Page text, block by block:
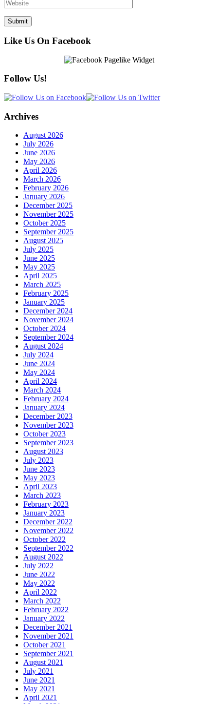
Like Us On Facebook
Follow Us!
Archives
August 2026
July 2026
June 2026
May 2026
April 2026
March 2026
February 2026
January 2026
December 2025
November 2025
October 2025
September 2025
August 2025
July 2025
June 2025
May 2025
April 2025
March 2025
February 2025
January 2025
December 2024
November 2024
October 2024
September 2024
August 2024
July 2024
June 2024
May 2024
April 2024
March 2024
February 2024
January 2024
December 2023
November 2023
October 2023
September 2023
August 2023
July 2023
June 2023
May 2023
April 2023
March 2023
February 2023
January 2023
December 2022
November 2022
October 2022
September 2022
August 2022
July 2022
June 2022
May 2022
April 2022
March 2022
February 2022
January 2022
December 2021
November 2021
October 2021
September 2021
August 2021
July 2021
June 2021
May 2021
April 2021